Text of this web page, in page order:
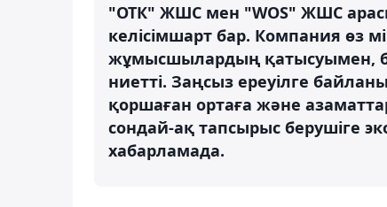
"ОТК" ЖШС мен "WOS" ЖШС
келісімшарт бар. Компания өз
жұмысшылардың қатысуымен,
ниетті. Заңсыз ереуілге
қоршаған ортаға және
сондай-ақ тапсырыс берушіге
хабарламада.